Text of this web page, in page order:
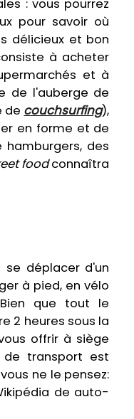
: vous pourrez
pour savoir où
délicieux et bon
à acheter
et à
de l'auberge de
de couchsurfing),
en forme et de
des
foodconnaîtra
déplacer d'un
à pied, en vélo
que tout le
2 heures sous la
offrir à siège
transport est
ne le pensez:
de auto-